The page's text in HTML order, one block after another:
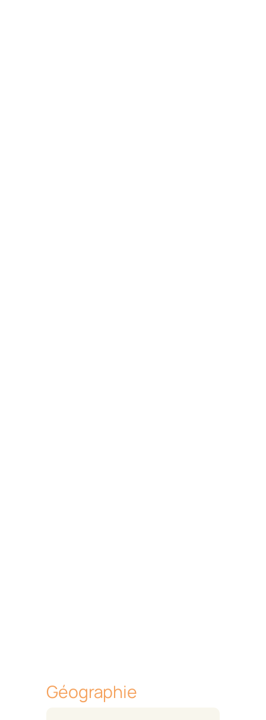
Géographie